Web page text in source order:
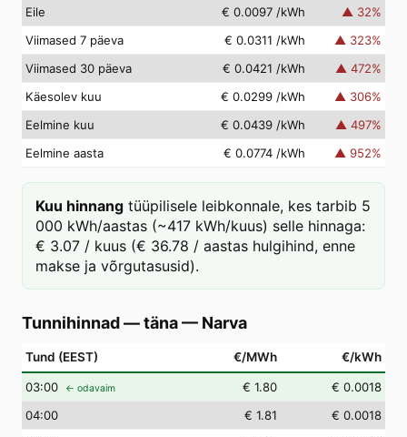
Eile
€ 0.0097 /kWh ▲ 32%
Viimased 7 päeva
€ 0.0311 /kWh ▲ 323%
Viimased 30 päeva
€ 0.0421 /kWh ▲ 472%
Käesolev kuu
€ 0.0299 /kWh ▲ 306%
Eelmine kuu
€ 0.0439 /kWh ▲ 497%
Eelmine aasta
€ 0.0774 /kWh ▲ 952%
Kuu hinnang tüüpilisele leibkonnale, kes tarbib 5
000 kWh/aastas (~417 kWh/kuus) selle hinnaga:
€ 3.07 / kuus (€ 36.78 / aastas hulgihind, enne
makse ja võrgutasusid).
Tunnihinnad — täna— Narva
Tund (EEST) €/MWh €/kWh
03:00 ← odavaim € 1.80
€ 0.0018
04:00 € 1.81
€ 0.0018